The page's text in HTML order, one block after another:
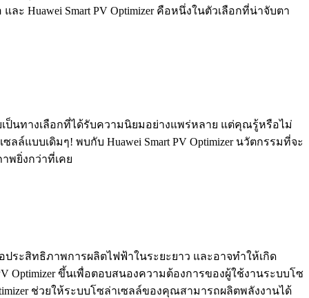
Huawei Smart PV Optimizer คือหนึ่งในตัวเลือกที่น่าจับตา
ป็นทางเลือกที่ได้รับความนิยมอย่างแพร่หลาย แต่คุณรู้หรือไม่
บบเดิมๆ! พบกับ Huawei Smart PV Optimizer นวัตกรรมที่จะ
พยิ่งกว่าที่เคย
ระสิทธิภาพการผลิตไฟฟ้าในระยะยาว และอาจทำให้เกิด
Optimizer ขึ้นเพื่อตอบสนองความต้องการของผู้ใช้งานระบบโซ
ช่วยให้ระบบโซล่าเซลล์ของคุณสามารถผลิตพลังงานได้